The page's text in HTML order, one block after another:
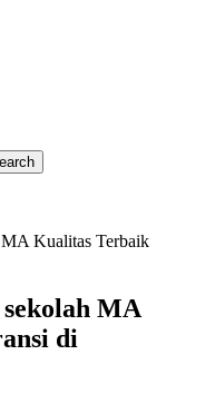
Kualitas Terbaik
MA
di